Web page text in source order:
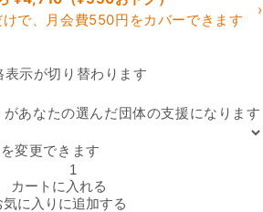
で、月会費550円をカバーできます
›
示が切り替わります
があなたの選んだ団体の支援になります
変更できます
焼き芋」の数量を減らす
カートに入れる
気に入りに追加する